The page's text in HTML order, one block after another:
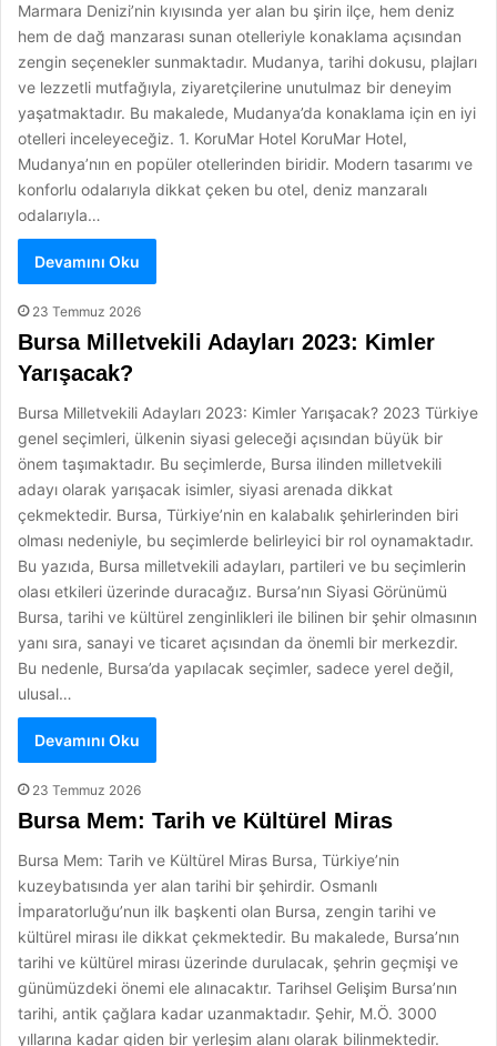
Marmara Denizi’nin kıyısında yer alan bu şirin ilçe, hem deniz
hem de dağ manzarası sunan otelleriyle konaklama açısından
zengin seçenekler sunmaktadır. Mudanya, tarihi dokusu, plajları
ve lezzetli mutfağıyla, ziyaretçilerine unutulmaz bir deneyim
yaşatmaktadır. Bu makalede, Mudanya’da konaklama için en iyi
otelleri inceleyeceğiz. 1. KoruMar Hotel KoruMar Hotel,
Mudanya’nın en popüler otellerinden biridir. Modern tasarımı ve
konforlu odalarıyla dikkat çeken bu otel, deniz manzaralı
odalarıyla…
Devamını Oku
23 Temmuz 2026
Bursa Milletvekili Adayları 2023: Kimler
Yarışacak?
Bursa Milletvekili Adayları 2023: Kimler Yarışacak? 2023 Türkiye
genel seçimleri, ülkenin siyasi geleceği açısından büyük bir
önem taşımaktadır. Bu seçimlerde, Bursa ilinden milletvekili
adayı olarak yarışacak isimler, siyasi arenada dikkat
çekmektedir. Bursa, Türkiye’nin en kalabalık şehirlerinden biri
olması nedeniyle, bu seçimlerde belirleyici bir rol oynamaktadır.
Bu yazıda, Bursa milletvekili adayları, partileri ve bu seçimlerin
olası etkileri üzerinde duracağız. Bursa’nın Siyasi Görünümü
Bursa, tarihi ve kültürel zenginlikleri ile bilinen bir şehir olmasının
yanı sıra, sanayi ve ticaret açısından da önemli bir merkezdir.
Bu nedenle, Bursa’da yapılacak seçimler, sadece yerel değil,
ulusal…
Devamını Oku
23 Temmuz 2026
Bursa Mem: Tarih ve Kültürel Miras
Bursa Mem: Tarih ve Kültürel Miras Bursa, Türkiye’nin
kuzeybatısında yer alan tarihi bir şehirdir. Osmanlı
İmparatorluğu’nun ilk başkenti olan Bursa, zengin tarihi ve
kültürel mirası ile dikkat çekmektedir. Bu makalede, Bursa’nın
tarihi ve kültürel mirası üzerinde durulacak, şehrin geçmişi ve
günümüzdeki önemi ele alınacaktır. Tarihsel Gelişim Bursa’nın
tarihi, antik çağlara kadar uzanmaktadır. Şehir, M.Ö. 3000
yıllarına kadar giden bir yerleşim alanı olarak bilinmektedir.